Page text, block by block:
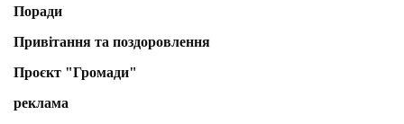
Поради
Привітання та поздоровлення
Проєкт "Громади"
реклама